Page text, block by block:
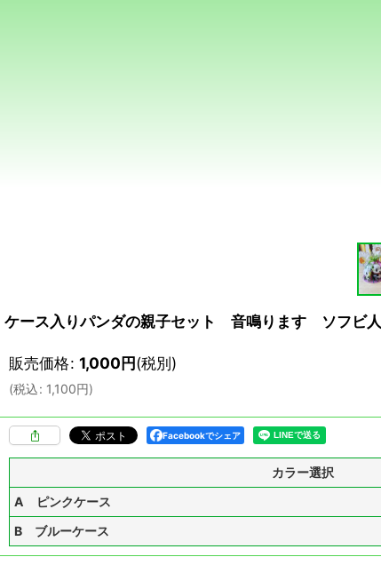
ケース入りパンダの親子セット 音鳴ります ソフビ
販売価格: 1,000円(税別)
(税込: 1,100円)
Facebookでシェア
カラー選択
A ピンクケース
B ブルーケース